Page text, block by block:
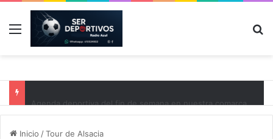
Menú
Inicio /Tour de Alsacia